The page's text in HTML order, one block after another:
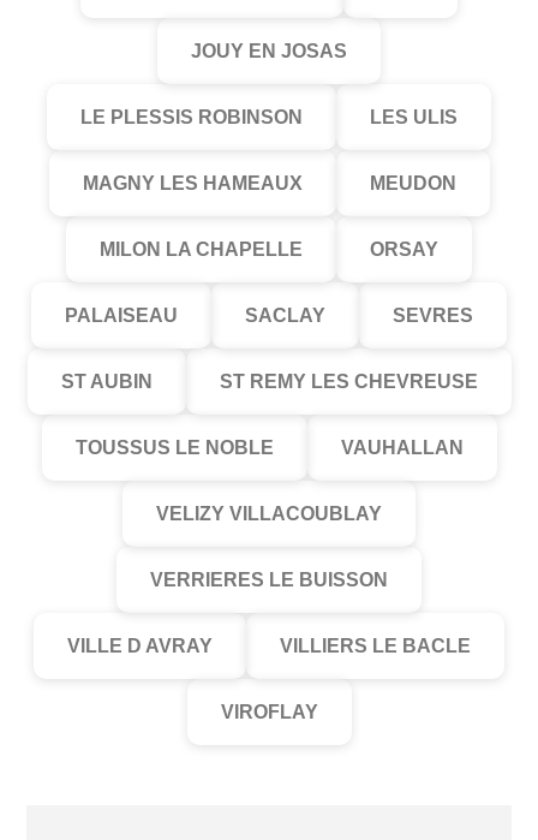
JOUY EN JOSAS
LE PLESSIS ROBINSON LES ULIS
MAGNY LES HAMEAUX MEUDON
MILON LA CHAPELLE ORSAY
PALAISEAU SACLAY SEVRES
ST AUBIN ST REMY LES CHEVREUSE
TOUSSUS LE NOBLE VAUHALLAN
VELIZY VILLACOUBLAY
VERRIERES LE BUISSON
VILLE D AVRAY VILLIERS LE BACLE
VIROFLAY